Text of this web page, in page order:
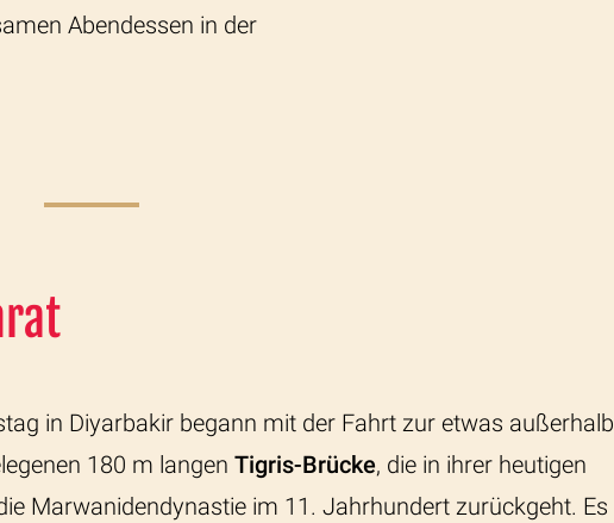
Abendessen in der
in Diyarbakir begann mit der Fahrt zur etwas außerhalb
180 m langenTigris-Brücke, die in ihrer heutigen
Marwanidendynastie im 11. Jahrhundert zurückgeht. Es